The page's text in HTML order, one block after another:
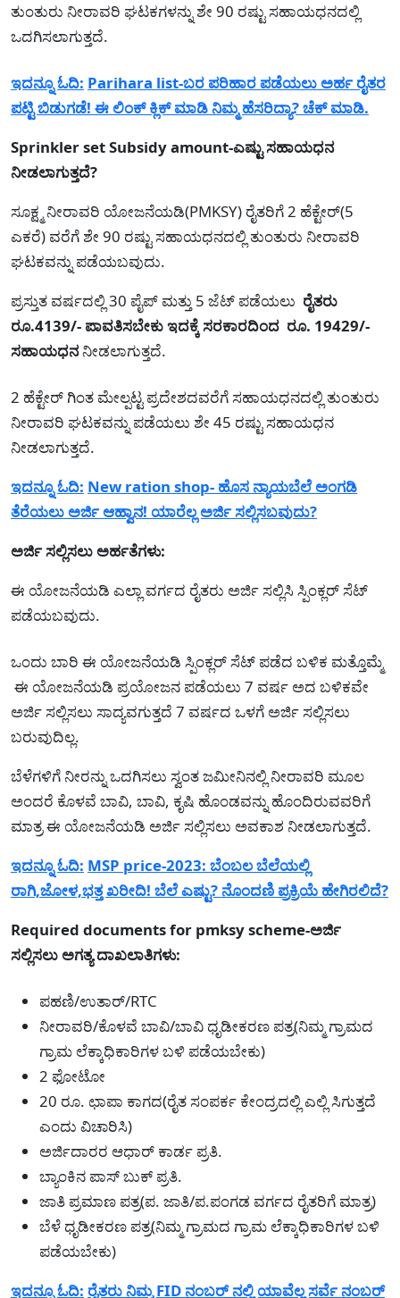
ತುಂತುರು ನೀರಾವರಿ ಘಟಕಗಳನ್ನು ಶೇ 90 ರಷ್ಟು ಸಹಾಯಧನದಲ್ಲಿ
ಒದಗಿಸಲಾಗುತ್ತದೆ.
ಇದನ್ನೂ ಓದಿ: Parihara list-ಬರ ಪರಿಹಾರ ಪಡೆಯಲು ಅರ್ಹ ರೈತರ
ಪಟ್ಟಿ ಬಿಡುಗಡೆ! ಈ ಲಿಂಕ್ ಕ್ಲಿಕ್ ಮಾಡಿ ನಿಮ್ಮ ಹೆಸರಿದ್ಯಾ? ಚೆಕ್ ಮಾಡಿ.
Sprinkler set Subsidy amount-ಎಷ್ಟು ಸಹಾಯಧನ
ನೀಡಲಾಗುತ್ತದೆ?
ಸೂಕ್ಷ್ಮ ನೀರಾವರಿ ಯೋಜನೆಯಡಿ(PMKSY) ರೈತರಿಗೆ 2 ಹೆಕ್ಟೇರ್(5
ಎಕರೆ) ವರೆಗೆ ಶೇ 90 ರಷ್ಟು ಸಹಾಯಧನದಲ್ಲಿ ತುಂತುರು ನೀರಾವರಿ
ಘಟಕವನ್ನು ಪಡೆಯಬವುದು.
ಪ್ರಸ್ತುತ ವರ್ಷದಲ್ಲಿ 30 ಪೈಪ್ ಮತ್ತು 5 ಜೆಟ್ ಪಡೆಯಲು ರೈತರು
ರೂ.4139/- ಪಾವತಿಸಬೇಕು ಇದಕ್ಕೆ ಸರಕಾರದಿಂದ ರೂ. 19429/-
ಸಹಾಯಧನನೀಡಲಾಗುತ್ತದೆ.
2 ಹೆಕ್ಟೇರ್ ಗಿಂತ ಮೇಲ್ಪಟ್ಟ ಪ್ರದೇಶದವರೆಗೆ ಸಹಾಯಧನದಲ್ಲಿ ತುಂತುರು
ನೀರಾವರಿ ಘಟಕವನ್ನು ಪಡೆಯಲು ಶೇ 45 ರಷ್ಟು ಸಹಾಯಧನ
ನೀಡಲಾಗುತ್ತದೆ.
ಇದನ್ನೂ ಓದಿ: New ration shop- ಹೊಸ ನ್ಯಾಯಬೆಲೆ ಅಂಗಡಿ
ತೆರೆಯಲು ಅರ್ಜಿ ಆಹ್ವಾನ! ಯಾರೆಲ್ಲ ಅರ್ಜಿ ಸಲ್ಲಿಸಬವುದು?
ಅರ್ಜಿ ಸಲ್ಲಿಸಲು ಅರ್ಹತೆಗಳು:
ಈ ಯೋಜನೆಯಡಿ ಎಲ್ಲಾ ವರ್ಗದ ರೈತರು ಅರ್ಜಿ ಸಲ್ಲಿಸಿ ಸ್ಪಿಂಕ್ಲರ್ ಸೆಟ್
ಪಡೆಯಬವುದು.
ಒಂದು ಬಾರಿ ಈ ಯೋಜನೆಯಡಿ ಸ್ಪಿಂಕ್ಲರ್ ಸೆಟ್ ಪಡೆದ ಬಳಿಕ ಮತ್ತೊಮ್ಮೆ
ಈ ಯೋಜನೆಯಡಿ ಪ್ರಯೋಜನ ಪಡೆಯಲು 7 ವರ್ಷ ಅದ ಬಳಿಕವೇ
ಅರ್ಜಿ ಸಲ್ಲಿಸಲು ಸಾದ್ಯವಗುತ್ತದೆ 7 ವರ್ಷದ ಒಳಗೆ ಅರ್ಜಿ ಸಲ್ಲಿಸಲು
ಬರುವುದಿಲ್ಲ.
ಬೆಳೆಗಳಿಗೆ ನೀರನ್ನು ಒದಗಿಸಲು ಸ್ವಂತ ಜಮೀನಿನಲ್ಲಿ ನೀರಾವರಿ ಮೂಲ
ಅಂದರೆ ಕೊಳವೆ ಬಾವಿ, ಬಾವಿ, ಕೃಷಿ ಹೊಂಡವನ್ನು ಹೊಂದಿರುವವರಿಗೆ
ಮಾತ್ರ ಈ ಯೋಜನೆಯಡಿ ಅರ್ಜಿ ಸಲ್ಲಿಸಲು ಅವಕಾಶ ನೀಡಲಾಗುತ್ತದೆ.
ಇದನ್ನೂ ಓದಿ: MSP price-2023: ಬೆಂಬಲ ಬೆಲೆಯಲ್ಲಿ
ರಾಗಿ,ಜೋಳ,ಭತ್ತ ಖರೀದಿ! ಬೆಲೆ ಎಷ್ಟು? ನೊಂದಣಿ ಪ್ರಕ್ರಿಯೆ ಹೇಗಿರಲಿದೆ?
Required documents for pmksy scheme-ಅರ್ಜಿ
ಸಲ್ಲಿಸಲು ಅಗತ್ಯ ದಾಖಲಾತಿಗಳು:
ಪಹಣಿ/ಉತಾರ್/RTC
ನೀರಾವರಿ/ಕೊಳವೆ ಬಾವಿ/ಬಾವಿ ಧೃಡೀಕರಣ ಪತ್ರ(ನಿಮ್ಮ ಗ್ರಾಮದ
ಗ್ರಾಮ ಲೆಕ್ಕಾಧಿಕಾರಿಗಳ ಬಳಿ ಪಡೆಯಬೇಕು)
2 ಫೋಟೋ
20 ರೂ. ಛಾಪಾ ಕಾಗದ(ರೈತ ಸಂಪರ್ಕ ಕೇಂದ್ರದಲ್ಲಿ ಎಲ್ಲಿ ಸಿಗುತ್ತದೆ
ಎಂದು ವಿಚಾರಿಸಿ)
ಅರ್ಜಿದಾರರ ಆಧಾರ್ ಕಾರ್ಡ ಪ್ರತಿ.
ಬ್ಯಾಂಕಿನ ಪಾಸ್ ಬುಕ್ ಪ್ರತಿ.
ಜಾತಿ ಪ್ರಮಾಣ ಪತ್ರ(ಪ. ಜಾತಿ/ಪ.ಪಂಗಡ ವರ್ಗದ ರೈತರಿಗೆ ಮಾತ್ರ)
ಬೆಳೆ ಧೃಡೀಕರಣ ಪತ್ರ(ನಿಮ್ಮ ಗ್ರಾಮದ ಗ್ರಾಮ ಲೆಕ್ಕಾಧಿಕಾರಿಗಳ ಬಳಿ
ಪಡೆಯಬೇಕು)
ಇದನ್ನೂ ಓದಿ: ರೈತರು ನಿಮ್ಮ FID ನಂಬರ್ ನಲ್ಲಿ ಯಾವೆಲ್ಲ ಸರ್ವೆ ನಂಬರ್